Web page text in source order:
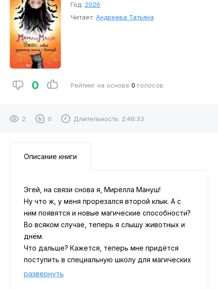
Год: 2026
Читает: Андреева Татьяна
0 Рейтинг на основе 0 голосов
2 0 Длительность: 2:46:33
Описание книги
Эгей, на связи снова я, Мирелла Мануш!
Ну что ж, у меня прорезался второй клык. А с
ним появятся и новые магические способности?
Во всяком случае, теперь я слышу животных и
днём.
Что дальше? Кажется, теперь мне придётся
поступить в специальную школу для магических
существ. Но поскольку я такая уникальная и
развернуть